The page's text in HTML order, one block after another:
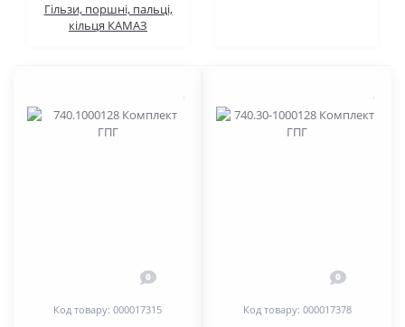
Гільзи, поршні, пальці,
кільця КАМАЗ
0
Код товару: 000017315
0
Код товару: 000017378